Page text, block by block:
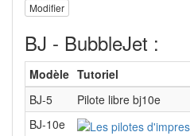
Modifier
BJ - BubbleJet :
Modèle Tutoriel
BJ-5
Pilote libre bj10e
BJ-10e